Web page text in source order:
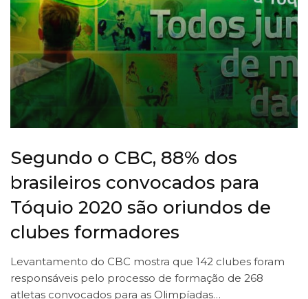
Segundo o CBC, 88% dos
brasileiros convocados para
Tóquio 2020 são oriundos de
clubes formadores
Levantamento do CBC mostra que 142 clubes foram
responsáveis pelo processo de formação de 268
atletas convocados para as Olimpíadas…